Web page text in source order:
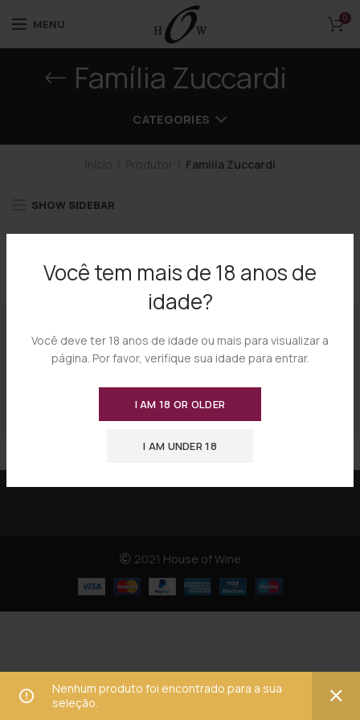
Você tem mais de 18 anos de
idade?
Você deve ter 18 anos de idade ou mais para visualizar a
página. Por favor, verifique sua idade para entrar.
I AM 18 OR OLDER
I AM UNDER 18
MENU 0
Família Zuccardi
CATEGORIES
Família Zuccardi
SHOW SIDEBAR
Nenhum produto foi encontrado para a sua
seleção.
2021 House of Wine